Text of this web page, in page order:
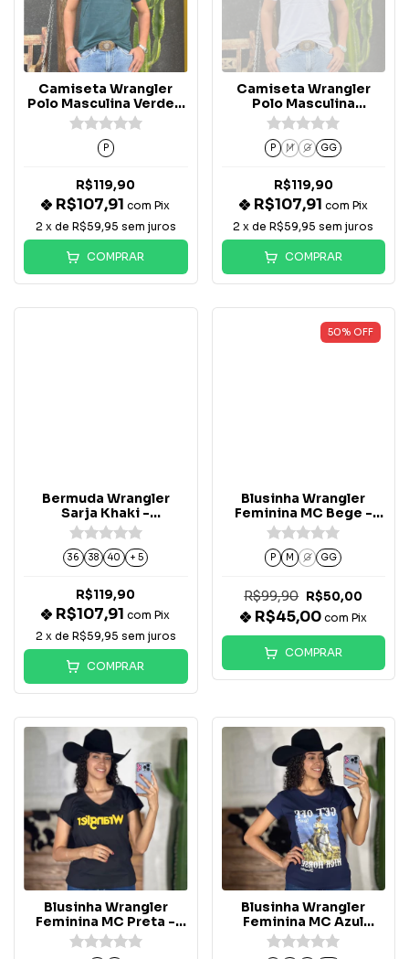
Camiseta Wrangler
Polo Masculina Verde -
WM9051MU
P
R$119,90
R$107,91com Pix
2 x de R$59,95 sem juros
COMPRAR
Camiseta Wrangler
Polo Masculina
Branca/Azul -
WM9051BR
P M G GG
R$119,90
R$107,91 com Pix
2 x deR$59,95 sem juros
COMPRAR
Bermuda Wrangler
Sarja Khaki -
WM6401KA
36 38 40 + 5
R$119,90
R$107,91com Pix
2 x de R$59,95 sem juros
COMPRAR
50% OFF
Blusinha Wrangler
Feminina MC Bege -
WF803AR
P M G GG
R$99,90 R$50,00
R$45,00 com Pix
COMPRAR
Blusinha Wrangler
Feminina MC Preta -
WF8500PR
Blusinha Wrangler
Feminina MC Azul
Marinho - WF8037MA